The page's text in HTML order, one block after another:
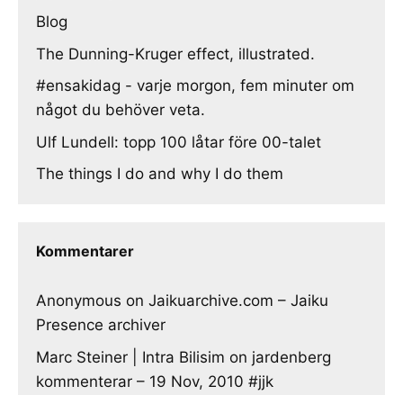
Blog
The Dunning-Kruger effect, illustrated.
#ensakidag - varje morgon, fem minuter om
något du behöver veta.
Ulf Lundell: topp 100 låtar före 00-talet
The things I do and why I do them
Kommentarer
Anonymous on Jaikuarchive.com – Jaiku
Presence archiver
Marc Steiner | Intra Bilisim on jardenberg
kommenterar – 19 Nov, 2010 #jjk